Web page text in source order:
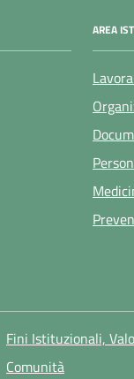
AREA
Fini Istituzionali,
Comunità